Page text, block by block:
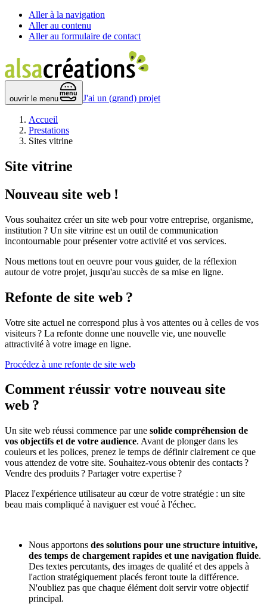
Aller à la navigation
Aller au contenu
Aller au formulaire de contact
ouvrir le menu
menu
J'ai un (grand) projet
Accueil
Prestations
Sites vitrine
Site vitrine
Nouveau site web !
Vous souhaitez créer un site web pour votre entreprise, organisme,
institution ? Un site vitrine est un outil de communication
incontournable pour présenter votre activité et vos services.
Nous mettons tout en oeuvre pour vous guider, de la réflexion
autour de votre projet, jusqu'au succès de sa mise en ligne.
Refonte de site web ?
Votre site actuel ne correspond plus à vos attentes ou à celles de vos
visiteurs ? La refonte donne une nouvelle vie, une nouvelle
attractivité à votre image en ligne.
Procédez à une refonte de site web
Comment réussir votre nouveau site
web ?
Un site web réussi commence par une solide compréhension de
vos objectifs et de votre audience. Avant de plonger dans les
couleurs et les polices, prenez le temps de définir clairement ce que
vous attendez de votre site. Souhaitez-vous obtenir des contacts ?
Vendre des produits ? Partager votre expertise ?
Placez l'expérience utilisateur au cœur de votre stratégie : un site
beau mais compliqué à naviguer est voué à l'échec.
Nous apportons des solutions pour une structure intuitive,
des temps de chargement rapides et une navigation fluide.
Des textes percutants, des images de qualité et des appels à
l'action stratégiquement placés feront toute la différence.
N'oubliez pas que chaque élément doit servir votre objectif
principal.